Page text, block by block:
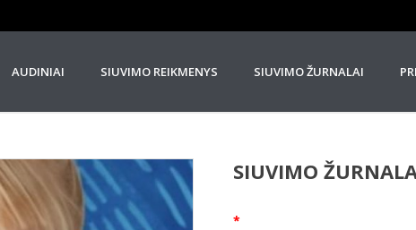
AUDINIAI SIUVIMO REIKMENYS SIUVIMO ŽURNALAI
SIUVIMO
*